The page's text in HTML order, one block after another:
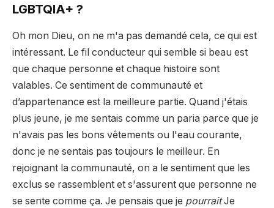
LGBTQIA+ ?
Oh mon Dieu, on ne m'a pas demandé cela, ce qui est
intéressant. Le fil conducteur qui semble si beau est
que chaque personne et chaque histoire sont
valables. Ce sentiment de communauté et
d’appartenance est la meilleure partie. Quand j'étais
plus jeune, je me sentais comme un paria parce que je
n'avais pas les bons vêtements ou l'eau courante,
donc je ne sentais pas toujours le meilleur. En
rejoignant la communauté, on a le sentiment que les
exclus se rassemblent et s'assurent que personne ne
se sente comme ça. Je pensais que je pourraitJe